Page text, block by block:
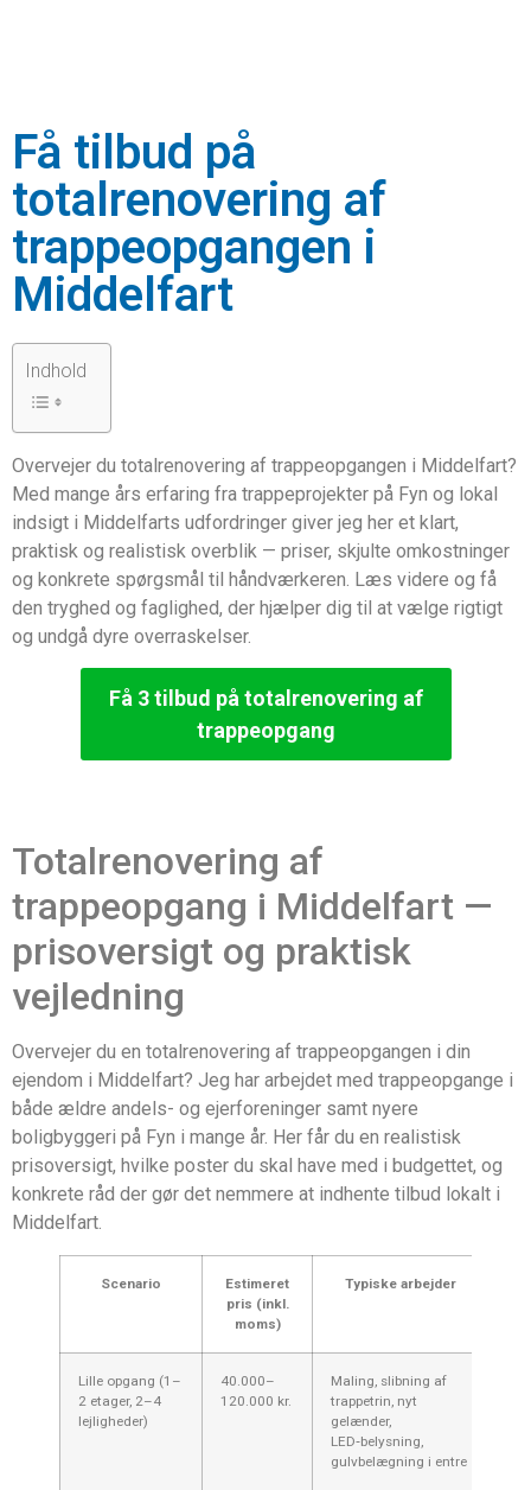
Få tilbud på
totalrenovering af
trappeopgangen i
Middelfart
Indhold
Overvejer du totalrenovering af trappeopgangen i Middelfart?
Med mange års erfaring fra trappeprojekter på Fyn og lokal
indsigt i Middelfarts udfordringer giver jeg her et klart,
praktisk og realistisk overblik — priser, skjulte omkostninger
og konkrete spørgsmål til håndværkeren. Læs videre og få
den tryghed og faglighed, der hjælper dig til at vælge rigtigt
og undgå dyre overraskelser.
Få 3 tilbud på totalrenovering af
trappeopgang
Totalrenovering af
trappeopgang i Middelfart —
prisoversigt og praktisk
vejledning
Overvejer du en totalrenovering af trappeopgangen i din
ejendom i Middelfart? Jeg har arbejdet med trappeopgange i
både ældre andels- og ejerforeninger samt nyere
boligbyggeri på Fyn i mange år. Her får du en realistisk
prisoversigt, hvilke poster du skal have med i budgettet, og
konkrete råd der gør det nemmere at indhente tilbud lokalt i
Middelfart.
Scenario
Estimeret
pris (inkl.
moms)
Typiske arbejder
Lille opgang (1–
2 etager, 2–4
lejligheder)
40.000–
120.000 kr.
Maling, slibning af
trappetrin, nyt
gelænder,
LED‑belysning,
gulvbelægning i entre